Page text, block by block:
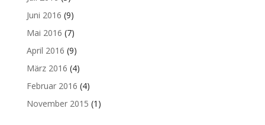
Juni 2016 (9)
Mai 2016 (7)
April 2016 (9)
März 2016 (4)
Februar 2016 (4)
November 2015 (1)